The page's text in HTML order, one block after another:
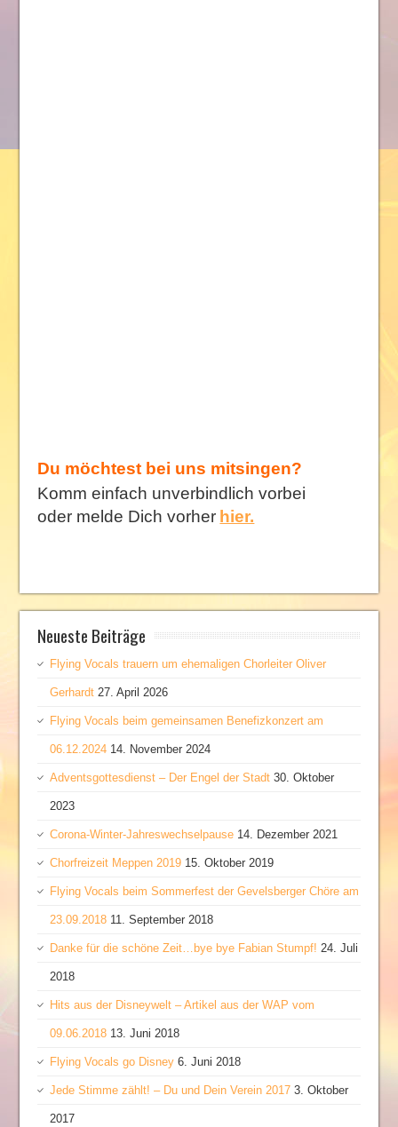
Du möchtest bei uns mitsingen?
Komm einfach unverbindlich vorbei
oder melde Dich vorher hier.
Neueste Beiträge
Flying Vocals trauern um ehemaligen Chorleiter Oliver
Gerhardt 27. April 2026
Flying Vocals beim gemeinsamen Benefizkonzert am
06.12.2024 14. November 2024
Adventsgottesdienst – Der Engel der Stadt 30. Oktober
2023
Corona-Winter-Jahreswechselpause 14. Dezember 2021
Chorfreizeit Meppen 2019 15. Oktober 2019
Flying Vocals beim Sommerfest der Gevelsberger Chöre am
23.09.2018 11. September 2018
Danke für die schöne Zeit…bye bye Fabian Stumpf! 24. Juli
2018
Hits aus der Disneywelt – Artikel aus der WAP vom
09.06.2018 13. Juni 2018
Flying Vocals go Disney 6. Juni 2018
Jede Stimme zählt! – Du und Dein Verein 2017 3. Oktober
2017